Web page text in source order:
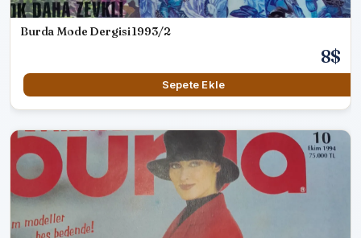
Burda Mode Dergisi 1993/2
8$
Sepete Ekle